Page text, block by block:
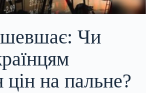
Чи
на пальне?